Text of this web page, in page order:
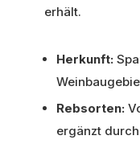
erhält.
Herkunft:
Rebsorten:
ergänzt